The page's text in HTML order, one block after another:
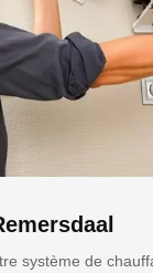
système de